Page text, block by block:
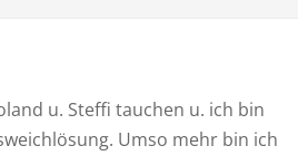
u. Steffi tauchen u. ich bin
Umso mehr bin ich